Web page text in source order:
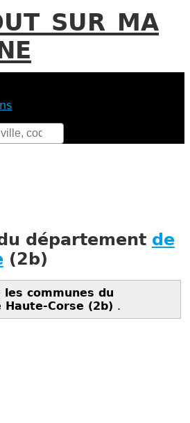
sur ma
département de
(2b)
communes du
Corse (2b) .